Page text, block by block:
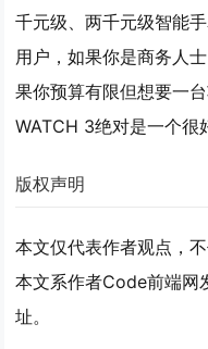
千元级、两千元级智能
用户，如果你是商务人
果你预算有限但想要一
WATCH 3绝对是一个很
版权声明
本文仅代表作者观点，
本文系作者Code前端网
址。